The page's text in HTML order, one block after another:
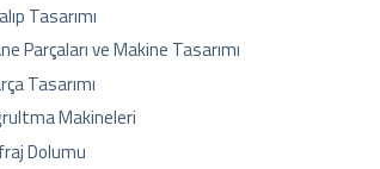
Tasarımı
Parçaları ve Makine Tasarımı
Tasarımı
Makineleri
Dolumu